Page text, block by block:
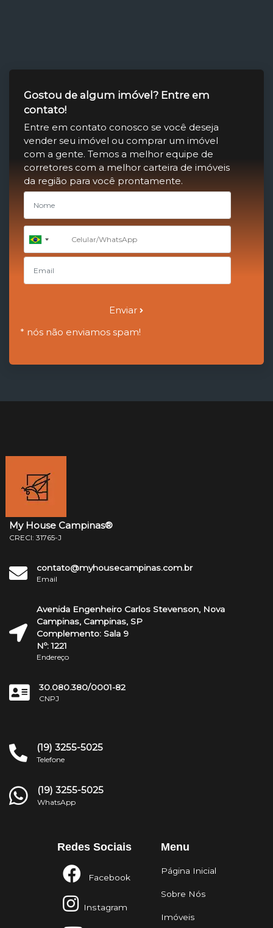
Gostou de algum imóvel? Entre em
contato!
Entre em contato conosco se você deseja
vender seu imóvel ou comprar um imóvel
com a gente. Temos a melhor equipe de
corretores com a melhor carteira de imóveis
da região para você prontamente.
Brazil
+55
Enviar
* nós não enviamos spam!
My House Campinas®
CRECI: 31765-J
contato@myhousecampinas.com.br
Email
Avenida Engenheiro Carlos Stevenson, Nova
Campinas, Campinas, SP
Complemento: Sala 9
Nº: 1221
Endereço
30.080.380/0001-82
CNPJ
(19) 3255-5025
Telefone
(19) 3255-5025
WhatsApp
Redes Sociais
Facebook
Instagram
Menu
Página Inicial
Sobre Nós
Imóveis